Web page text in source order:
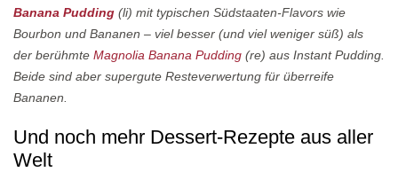
Banana Pudding (li) mit typischen Südstaaten-Flavors wie
Bourbon und Bananen – viel besser (und viel weniger süß) als
der berühmte Magnolia Banana Pudding (re) aus Instant Pudding.
Beide sind aber supergute Resteverwertung für überreife
Bananen.
Und noch mehr Dessert-Rezepte aus aller
Welt